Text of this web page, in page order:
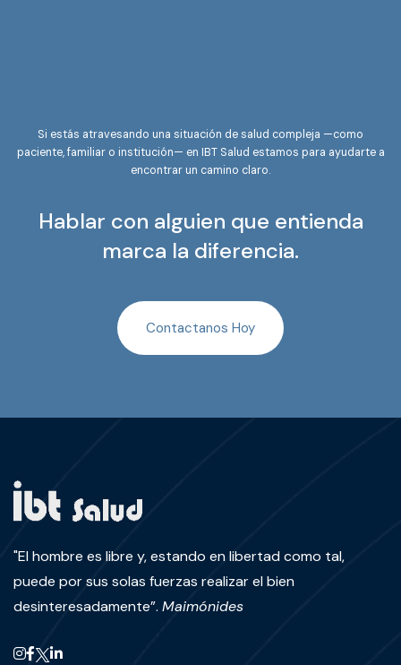
Si estás atravesando una situación de salud compleja —como
paciente, familiar o institución— en IBT Salud estamos para ayudarte a
encontrar un camino claro.
Hablar con alguien que entienda
marca la diferencia.
Contactanos Hoy
"El hombre es libre y, estando en libertad como tal,
puede por sus solas fuerzas realizar el bien
desinteresadamente”. Maimónides